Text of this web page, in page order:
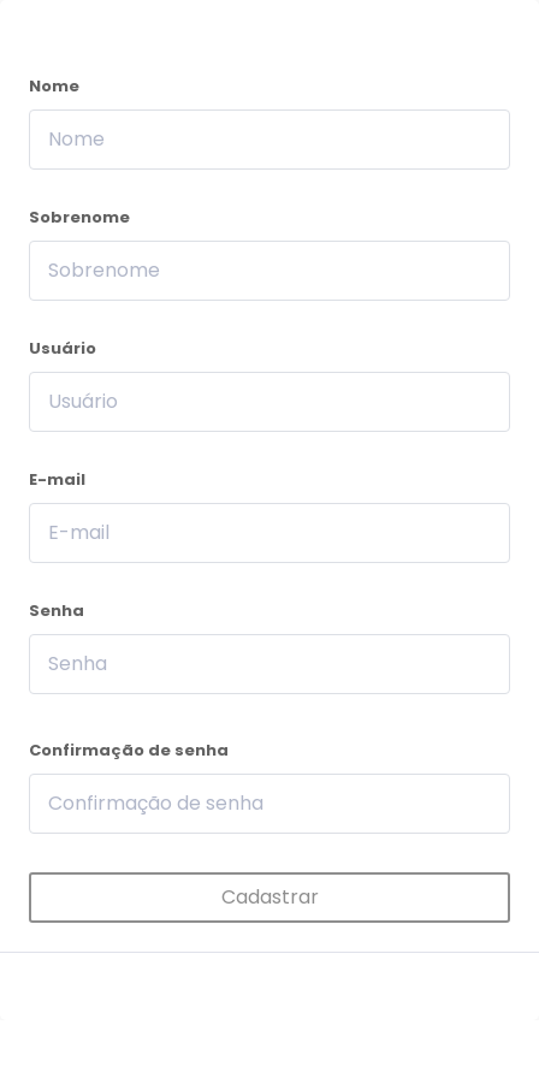
Nome
Sobrenome
Usuário
E-mail
Senha
Confirmação de senha
Cadastrar